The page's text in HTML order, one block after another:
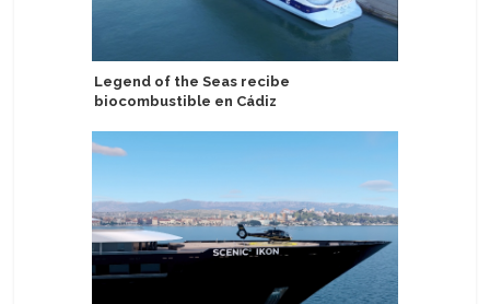
Legend of the Seas recibe
biocombustible en Cádiz